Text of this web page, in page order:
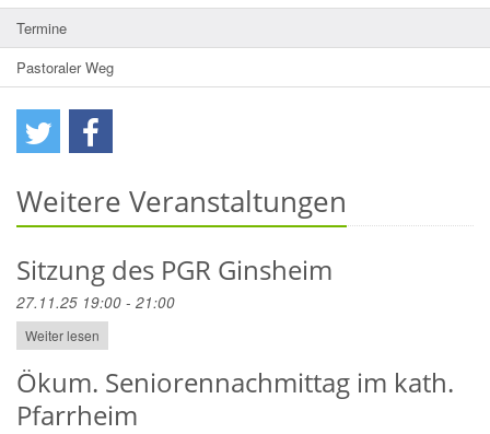
Termine
Pastoraler Weg
Weitere Veranstaltungen
Sitzung des PGR Ginsheim
27.11.25 19:00 - 21:00
Weiter lesen
Ökum. Seniorennachmittag im kath.
Pfarrheim